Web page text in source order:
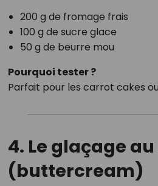
200 g de fromage frais
100 g de sucre glace
50 g de beurre mou
Pourquoi tester ?
Parfait pour les carrot cakes
4. Le glaçage
(buttercream)